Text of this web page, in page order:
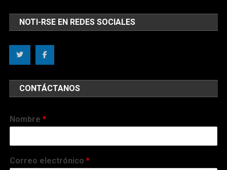
NOTI-RSE EN REDES SOCIALES
CONTÁCTANOS
Nombre*
Correo electrónico*